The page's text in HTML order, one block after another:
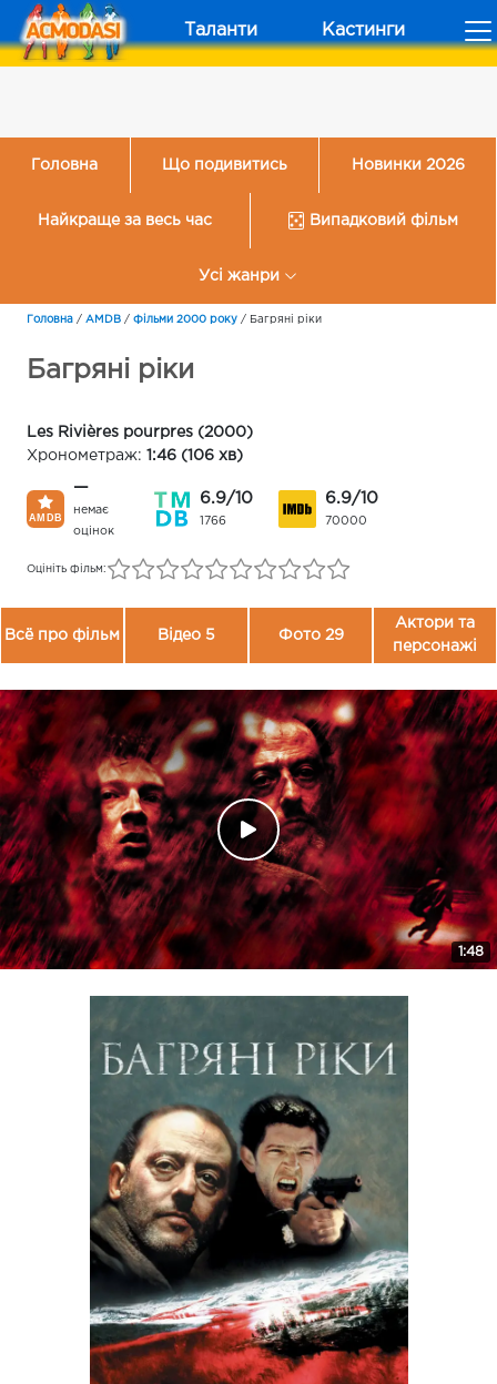
Таланти Кастинги
Головна Що подивитись Новинки 2026
Найкраще за весь час Випадковий фільм
Усі жанри
Головна / AMDB / Фільми 2000 року / Багряні ріки
Багряні ріки
Les Rivières pourpres (2000)
Хронометраж: 1:46 (106 хв)
—
немає
оцінок
6.9/10
1766
6.9/10
70000
Оцініть фільм:
Всё про фільм Відео 5 Фото 29
Актори та
персонажі
1:48